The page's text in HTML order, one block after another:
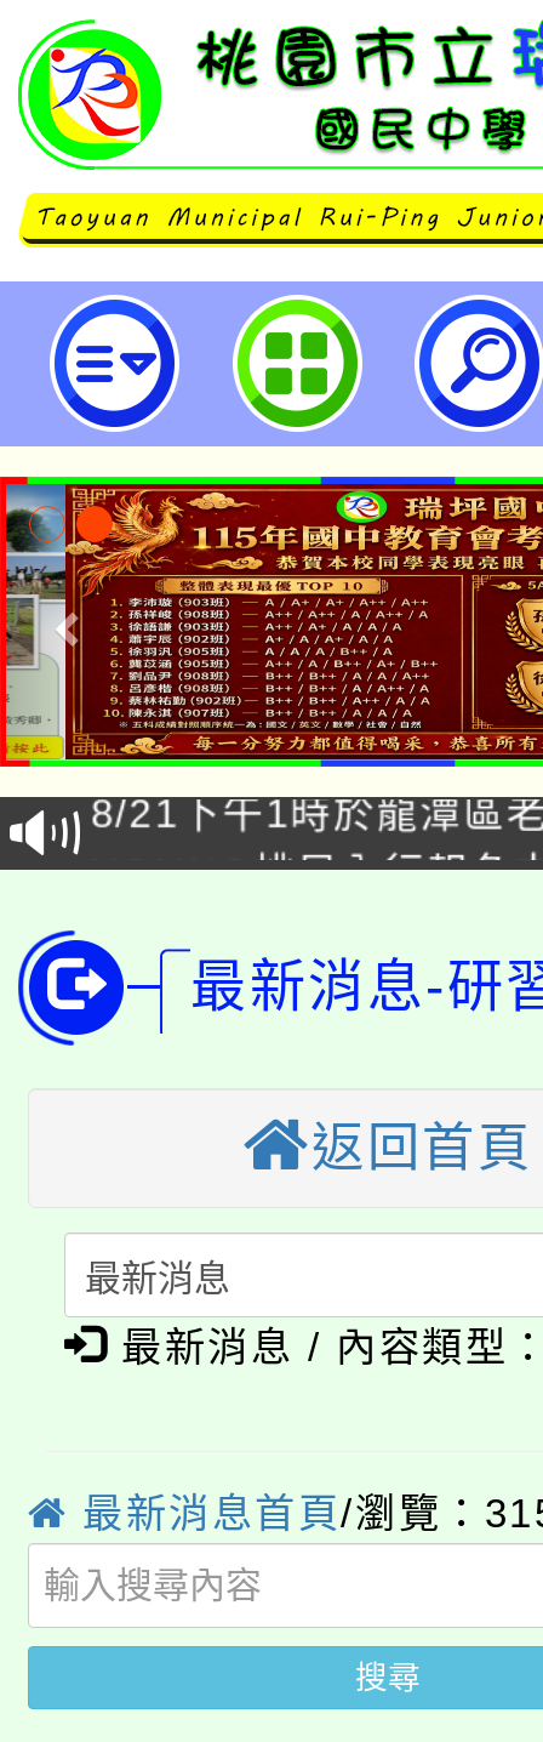
【博物館網站資源與AI應用】教師
桃園市立瑞坪國民中學
「本色祭」8/29、30在
場熱烈登場!
8/21下午1時於龍潭區
徵才活動。
YOUNG桃局內行報名
開!
115年桃園市運動會8/
田徑場及游泳池舉行。
桃園市低收入戶享有免
視費優惠，中低收入戶
半價優惠，詳情可洽有
者。
大園自造教育及科技中
份教師增能研習
大溪自造教育及科技
份教師研習
淨零綠生活教案入校路
會
115年食農教育專業人
程
「本色祭」8/29、30在
局官網。
8月14至27日，桃園電
開!
115年桃園市運動會8/
田徑場及游泳池舉行。
桃園市低收入戶享有免
視費優惠，中低收入戶
大園自造教育及科技中
最新消息-研
返回首頁
最新消息 / 內容類型
最新消息首頁/瀏覽：
搜尋